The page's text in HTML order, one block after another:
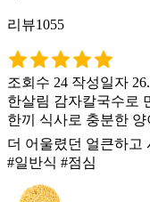
리뷰1055
조회수 24 작성일자
한살림 감자칼국수로
한끼 식사로 충분한
더 어울렸던 얼큰하
#일반식 #점심